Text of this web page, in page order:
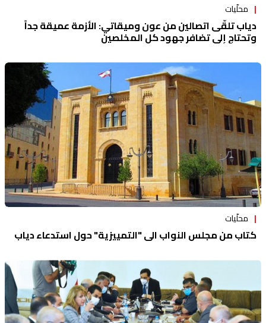
محلّيات
دياب تلقّى اتصالين من عون وميقاتي: الأزمة عميقة جداً
وتحتاج إلى تضافر جهود كل المخلصين
محلّيات
كتاب من مجلس النواب الى "التمييزية" حول استدعاء دياب